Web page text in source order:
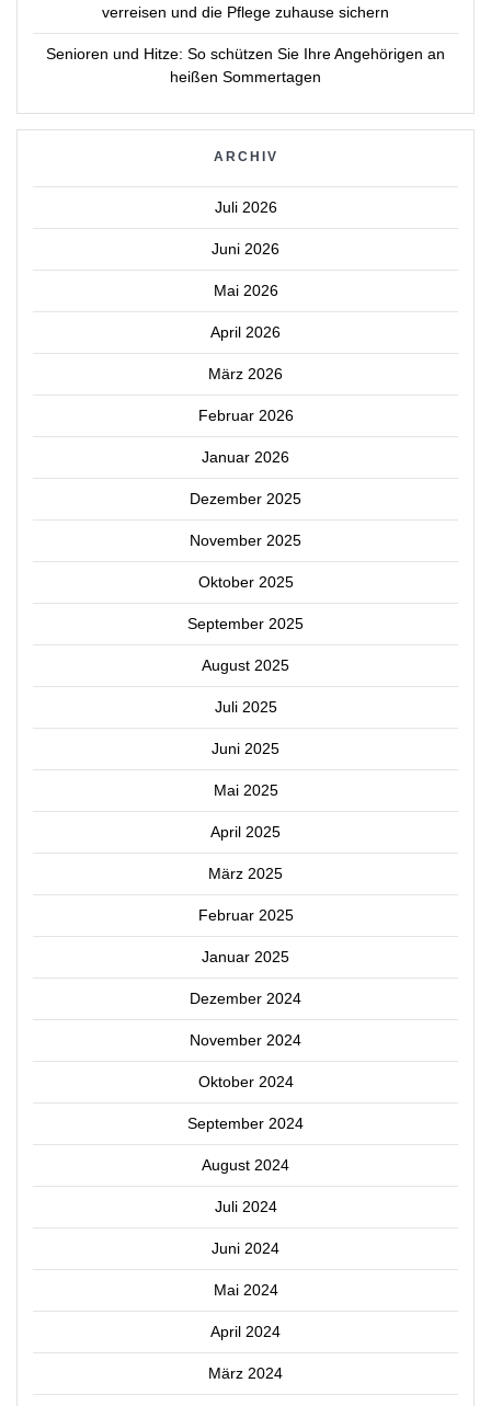
verreisen und die Pflege zuhause sichern
Senioren und Hitze: So schützen Sie Ihre Angehörigen an
heißen Sommertagen
ARCHIV
Juli 2026
Juni 2026
Mai 2026
April 2026
März 2026
Februar 2026
Januar 2026
Dezember 2025
November 2025
Oktober 2025
September 2025
August 2025
Juli 2025
Juni 2025
Mai 2025
April 2025
März 2025
Februar 2025
Januar 2025
Dezember 2024
November 2024
Oktober 2024
September 2024
August 2024
Juli 2024
Juni 2024
Mai 2024
April 2024
März 2024